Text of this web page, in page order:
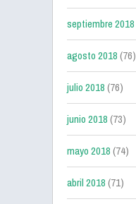
septiembre 2018
agosto 2018(76)
julio 2018(76)
junio 2018(73)
mayo 2018(74)
abril 2018(71)